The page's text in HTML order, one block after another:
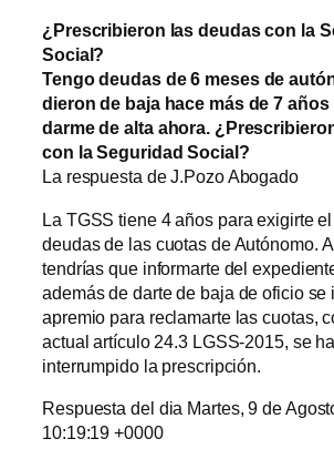
¿Prescribieron las deudas con la
Social?
Tengo deudas de 6 meses de
dieron de baja hace más de 7
darme de alta ahora.
con la Seguridad Social?
La respuesta de J.Pozo Abogado
La TGSS tiene 4 años para exigirte
deudas de las cuotas de Autónomo.
tendrías que informarte del
además de darte de baja de oficio se
apremio para reclamarte las cuotas,
actual artículo 24.3 LGSS-2015, se
interrumpido la prescripción.
Respuesta del dia Martes, 9 de
10:19:19 +0000